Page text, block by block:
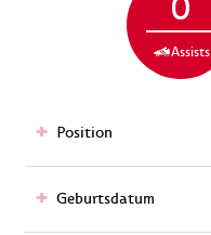
0
Assists
Position
Geburtsdatum